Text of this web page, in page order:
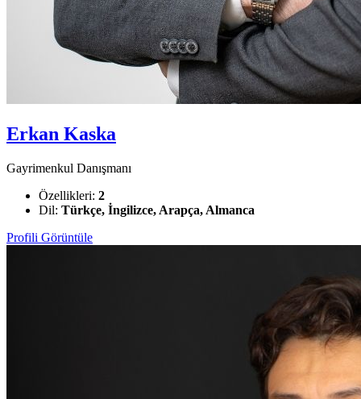
Erkan Kaska
Gayrimenkul Danışmanı
Özellikleri: 2
Dil: Türkçe, İngilizce, Arapça, Almanca
Profili Görüntüle